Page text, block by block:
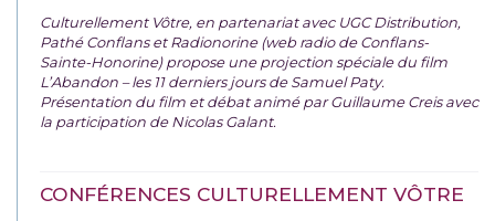
Culturellement Vôtre, en partenariat avec UGC Distribution,
Pathé Conflans et Radionorine (web radio de Conflans-
Sainte-Honorine) propose une projection spéciale du film
L’Abandon – les 11 derniers jours de Samuel Paty.
Présentation du film et débat animé par Guillaume Creis avec
la participation de Nicolas Galant.
CONFÉRENCES CULTURELLEMENT VÔTRE